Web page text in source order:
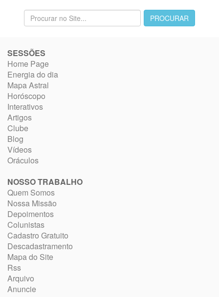
SESSÕES
Home Page
Energia do dia
Mapa Astral
Horóscopo
Interativos
Artigos
Clube
Blog
Vídeos
Oráculos
NOSSO TRABALHO
Quem Somos
Nossa Missão
Depoimentos
Colunistas
Cadastro Gratuito
Descadastramento
Mapa do Site
Rss
Arquivo
Anuncie